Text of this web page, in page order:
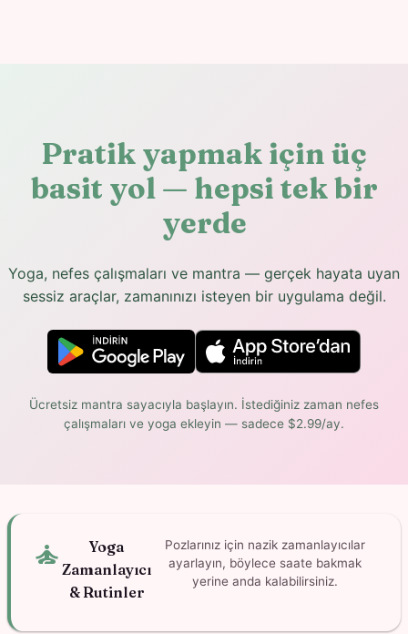
Pratik yapmak için üç
basit yol — hepsi tek bir
yerde
Yoga, nefes çalışmaları ve mantra — gerçek hayata uyan
sessiz araçlar, zamanınızı isteyen bir uygulama değil.
Ücretsiz mantra sayacıyla başlayın. İstediğiniz zaman nefes
çalışmaları ve yoga ekleyin — sadece $2.99/ay.
self_improvement
Yoga
Zamanlayıcı
& Rutinler
Pozlarınız için nazik zamanlayıcılar
ayarlayın, böylece saate bakmak
yerine anda kalabilirsiniz.